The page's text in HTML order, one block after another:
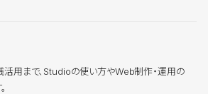
用まで、Studioの使い方やWeb制作・運用の